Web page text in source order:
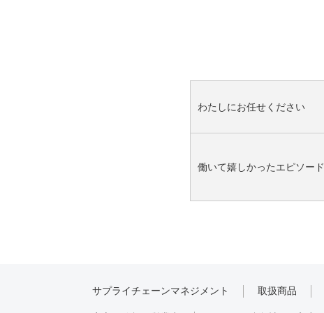
わたしにお任せください
働いて嬉しかったエピソード
サプライチェーンマネジメント 取扱商品